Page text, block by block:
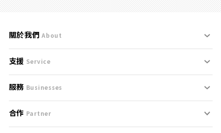
關於我們 About
刊登規範
服務條款
免責聲明
支援 Service
支援中心
聯絡我們
服務 Businesses
什麼是Goo鑑定？
合作 Partner